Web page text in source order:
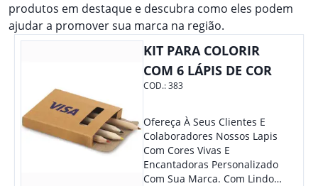
produtos em destaque e descubra como eles podem
ajudar a promover sua marca na região.
KIT PARA COLORIR
COM 6 LÁPIS DE COR
COD.:383
Ofereça À Seus Clientes E
Colaboradores Nossos Lapis
Com Cores Vivas E
Encantadoras Personalizado
Com Sua Marca. Com Lindo